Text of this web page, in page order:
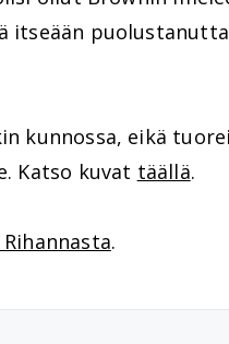
itseään puolustanutta
kunnossa, eikä
Katso kuvat täällä.
.